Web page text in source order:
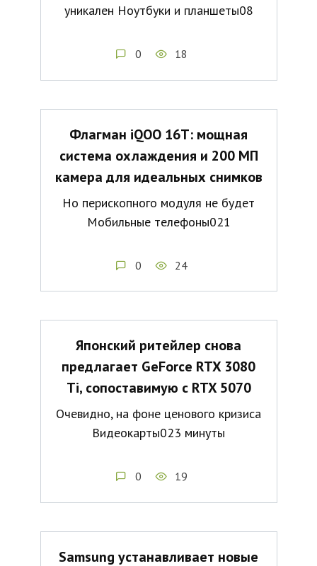
уникален Ноутбуки и планшеты08
0 18
Флагман iQOO 16T: мощная
система охлаждения и 200 МП
камера для идеальных снимков
Но перископного модуля не будет
Мобильные телефоны021
0 24
Японский ритейлер снова
предлагает GeForce RTX 3080
Ti, сопоставимую с RTX 5070
Очевидно, на фоне ценового кризиса
Видеокарты023 минуты
0 19
Samsung устанавливает новые